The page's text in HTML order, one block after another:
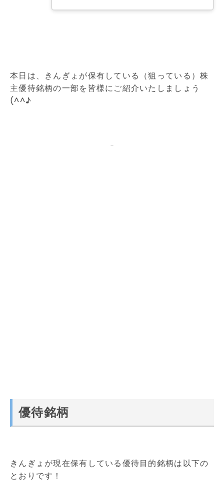
本日は、きんぎょが保有している（狙っている）株
主優待銘柄の一部を皆様にご紹介いたしましょう
(^^♪
優待銘柄
きんぎょが現在保有している優待目的銘柄は以下の
とおりです！